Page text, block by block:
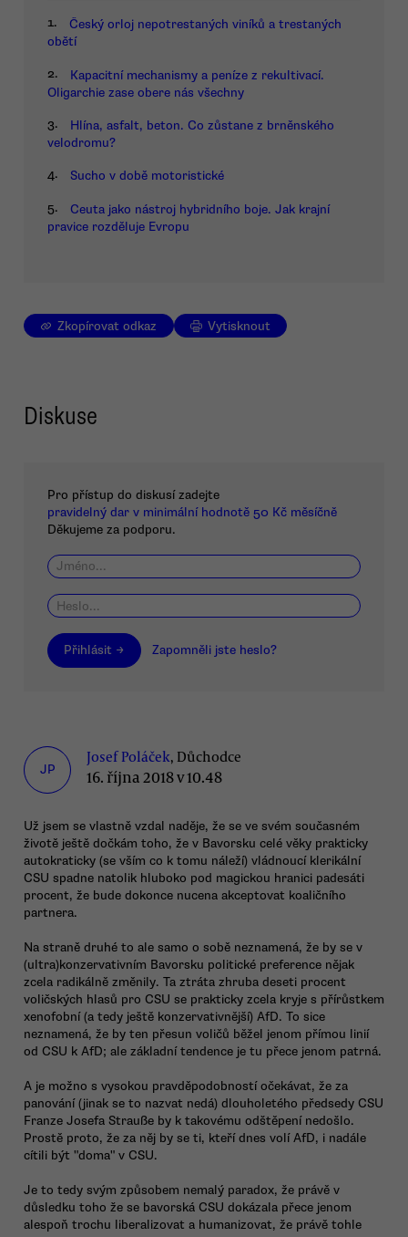
1.
Český orloj nepotrestaných viníků a trestaných
obětí
2.
Kapacitní mechanismy a peníze z rekultivací.
Oligarchie zase obere nás všechny
3.
Hlína, asfalt, beton. Co zůstane z brněnského
velodromu?
4. Sucho v době motoristické
5.
Ceuta jako nástroj hybridního boje. Jak krajní
pravice rozděluje Evropu
Zkopírovat odkaz Vytisknout
Diskuse
Pro přístup do diskusí zadejte
pravidelný dar v minimální hodnotě 50 Kč měsíčně
Děkujeme za podporu.
Přihlásit → Zapomněli jste heslo?
JP
Josef Poláček, Důchodce
16. října 2018 v 10.48
Už jsem se vlastně vzdal naděje, že se ve svém současném
životě ještě dočkám toho, že v Bavorsku celé věky prakticky
autokraticky (se vším co k tomu náleží) vládnoucí klerikální
CSU spadne natolik hluboko pod magickou hranici padesáti
procent, že bude dokonce nucena akceptovat koaličního
partnera.
Na straně druhé to ale samo o sobě neznamená, že by se v
(ultra)konzervativním Bavorsku politické preference nějak
zcela radikálně změnily. Ta ztráta zhruba deseti procent
voličských hlasů pro CSU se prakticky zcela kryje s přírůstkem
xenofobní (a tedy ještě konzervativnější) AfD. To sice
neznamená, že by ten přesun voličů běžel jenom přímou linií
od CSU k AfD; ale základní tendence je tu přece jenom patrná.
A je možno s vysokou pravděpodobností očekávat, že za
panování (jinak se to nazvat nedá) dlouholetého předsedy CSU
Franze Josefa Strauße by k takovému odštěpení nedošlo.
Prostě proto, že za něj by se ti, kteří dnes volí AfD, i nadále
cítili být "doma" v CSU.
Je to tedy svým způsobem nemalý paradox, že právě v
důsledku toho že se bavorská CSU dokázala přece jenom
alespoň trochu liberalizovat a humanizovat, že právě tohle